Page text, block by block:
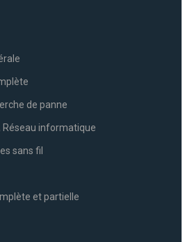
de panne
Réseau informatique
sans fil
et partielle